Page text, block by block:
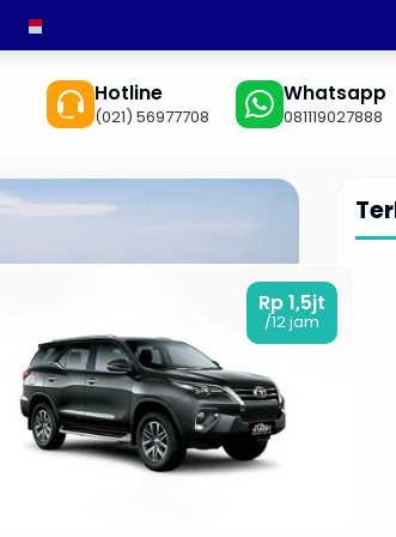
Hotline
(021) 56977708
Whatsapp
081119027888
Rp 1,5jt
/12 jam